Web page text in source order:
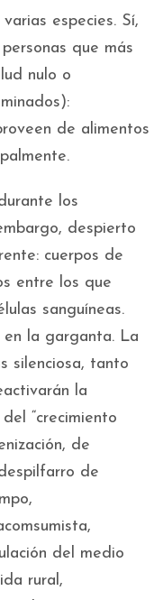
especies. Sí,
que más
nulo o
de alimentos
los
despierto
cuerpos de
entre los que
sanguíneas.
en la garganta. La
silenciosa, tanto
la
“crecimiento
de
de
del medio
rural,